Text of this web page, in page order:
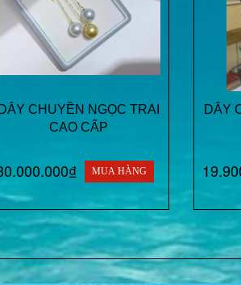
DÂY CHUYỀN NGỌC TRAI
CAO CẤP
MUA HÀNG
DÂY